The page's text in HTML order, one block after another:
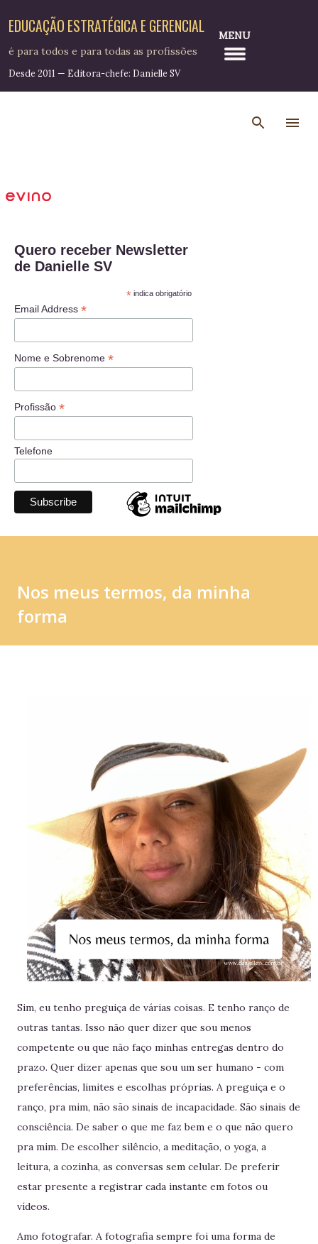
Pular para o conteúdo principal
EDUCAÇÃO ESTRATÉGICA E GERENCIAL
é para todos e para todas as profissões
Desde 2011 — Editora-chefe: Danielle SV
MENU
Quero receber Newsletter
de Danielle SV
*indica obrigatório
Email Address *
Nome e Sobrenome *
Profissão *
Telefone
Nos meus termos, da minha
forma
Sim, eu tenho preguiça de várias coisas. E tenho ranço de
outras tantas. Isso não quer dizer que sou menos
competente ou que não faço minhas entregas dentro do
prazo. Quer dizer apenas que sou um ser humano - com
preferências, limites e escolhas próprias. A preguiça e o
ranço, pra mim, não são sinais de incapacidade. São sinais de
consciência. De saber o que me faz bem e o que não quero
pra mim. De escolher silêncio, a meditação, o yoga, a
leitura, a cozinha, as conversas sem celular. De preferir
estar presente a registrar cada instante em fotos ou
vídeos.
Amo fotografar. A fotografia sempre foi uma forma de